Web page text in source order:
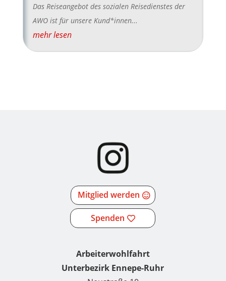
Das Reiseangebot des sozialen Reisedienstes der
AWO ist für unsere Kund*innen...
mehr lesen
Mitglied werden
Spenden
Arbeiterwohlfahrt
Unterbezirk Ennepe-Ruhr